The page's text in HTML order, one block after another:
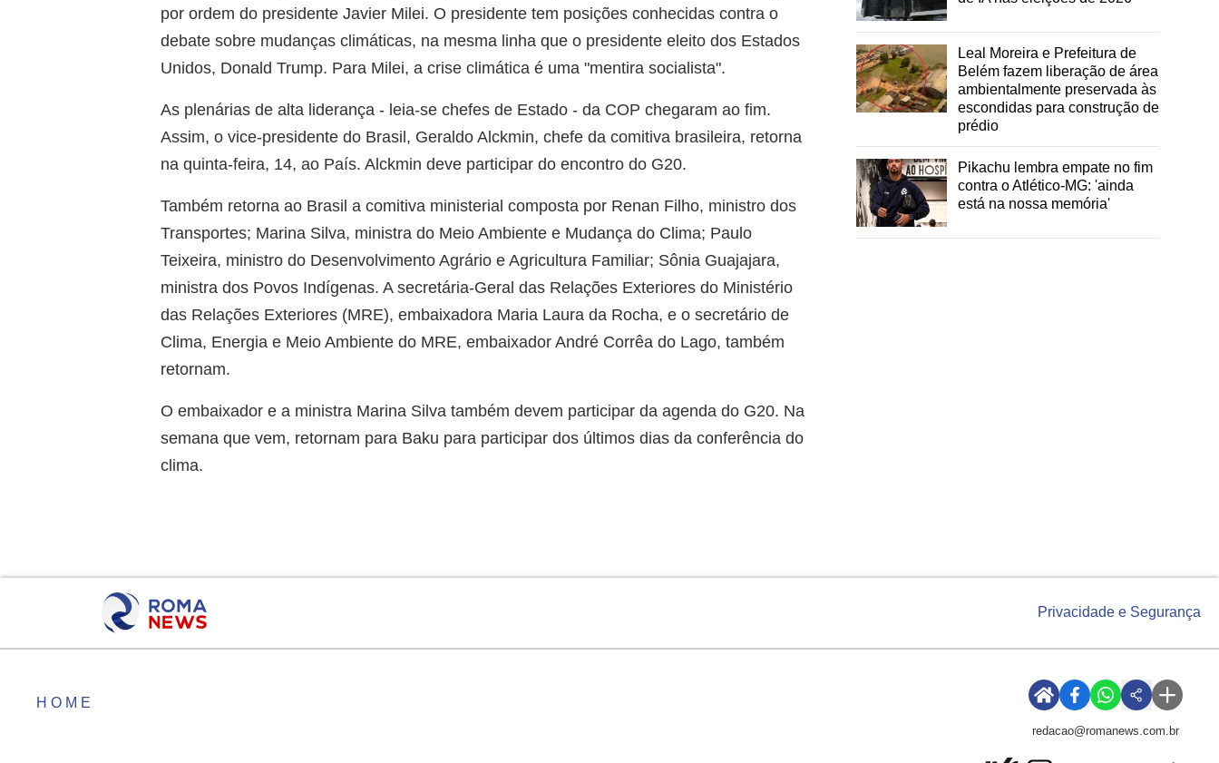
por ordem do presidente Javier Milei. O presidente tem posições conhecidas contra o
debate sobre mudanças climáticas, na mesma linha que o presidente eleito dos Estados
Unidos, Donald Trump. Para Milei, a crise climática é uma "mentira socialista".
As plenárias de alta liderança - leia-se chefes de Estado - da COP chegaram ao fim.
Assim, o vice-presidente do Brasil, Geraldo Alckmin, chefe da comitiva brasileira, retorna
na quinta-feira, 14, ao País. Alckmin deve participar do encontro do G20.
Também retorna ao Brasil a comitiva ministerial composta por Renan Filho, ministro dos
Transportes; Marina Silva, ministra do Meio Ambiente e Mudança do Clima; Paulo
Teixeira, ministro do Desenvolvimento Agrário e Agricultura Familiar; Sônia Guajajara,
ministra dos Povos Indígenas. A secretária-Geral das Relações Exteriores do Ministério
das Relações Exteriores (MRE), embaixadora Maria Laura da Rocha, e o secretário de
Clima, Energia e Meio Ambiente do MRE, embaixador André Corrêa do Lago, também
retornam.
O embaixador e a ministra Marina Silva também devem participar da agenda do G20. Na
semana que vem, retornam para Baku para participar dos últimos dias da conferência do
clima.
Leal Moreira e Prefeitura de
Belém fazem liberação de área
ambientalmente preservada às
escondidas para construção de
prédio
Pikachu lembra empate no fim
contra o Atlético-MG: 'ainda
está na nossa memória'
Privacidade e Segurança
HOME
redacao@romanews.com.br